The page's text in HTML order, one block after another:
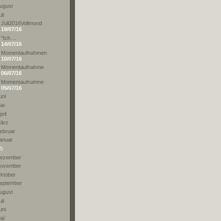
Juli2016Vollmond
19/07/16
"Ich ...
14/07/16
Momentaufnahmen
10/07/16
Momentaufnahme
06/07/16
Momentaufnahme
05/07/16